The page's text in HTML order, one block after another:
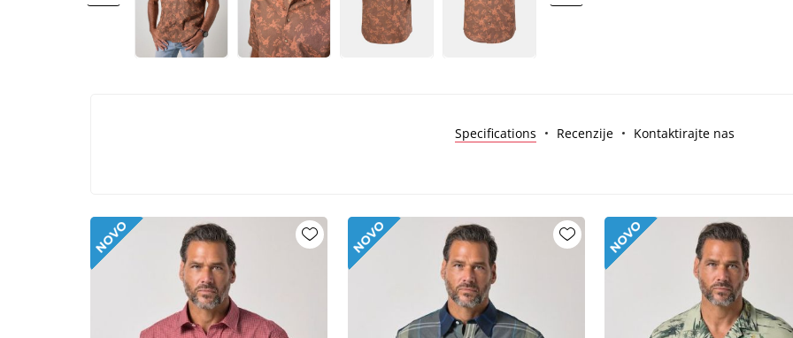
Specifications Recenzije Kontaktirajte nas